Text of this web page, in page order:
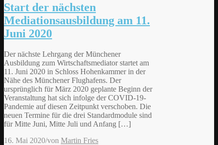
Start der nächsten
Mediationsausbildung am 11.
Juni 2020
Der nächste Lehrgang der Münchener
Ausbildung zum Wirtschaftsmediator startet am
11. Juni 2020 in Schloss Hohenkammer in der
Nähe des Münchener Flughafens. Der
ursprünglich für März 2020 geplante Beginn der
Veranstaltung hat sich infolge der COVID-19-
Pandemie auf diesen Zeitpunkt verschoben. Die
neuen Termine für die drei Standardmodule sind
für Mitte Juni, Mitte Juli und Anfang […]
16. Mai 2020/von Martin Fries